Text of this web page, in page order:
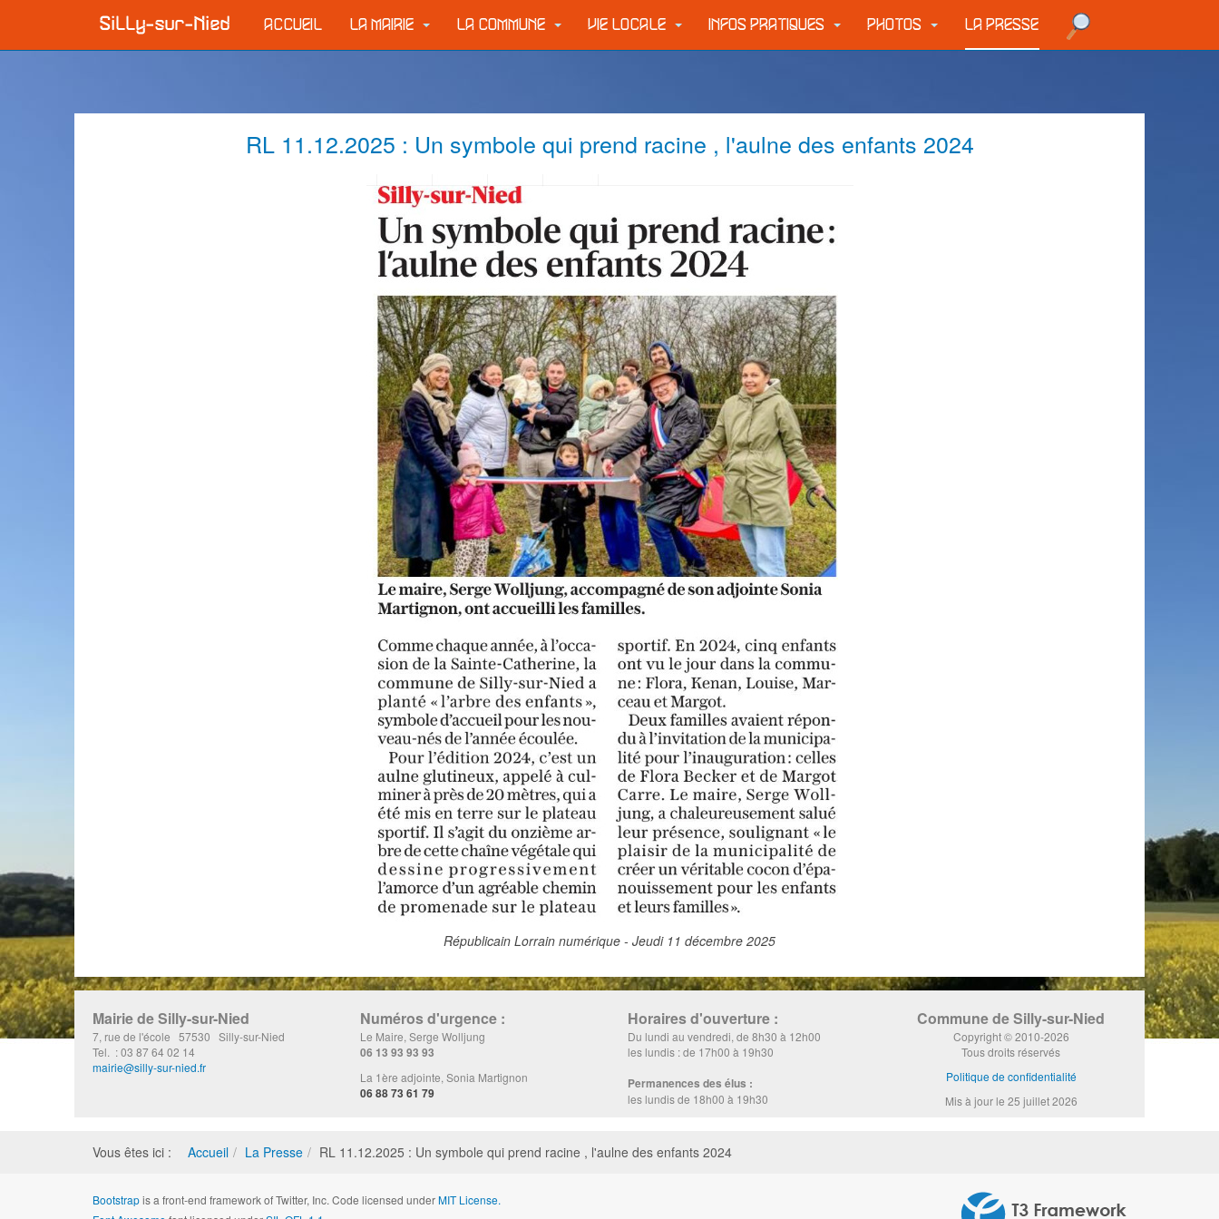
ACCUEIL LA MAIRIE LA COMMUNE VIE LOCALE INFOS PRATIQUES PHOTOS LA PRESSE
RL 11.12.2025 : Un symbole qui prend racine , l'aulne des enfants 2024
Républicain Lorrain numérique - Jeudi 11 décembre 2025
Mairie de Silly-sur-Nied
7, rue de l'école 57530 Silly-sur-Nied
Tel. : 03 87 64 02 14
mairie@silly-sur-nied.fr
Numéros d'urgence :
Le Maire, Serge Wolljung
06 13 93 93 93
La 1ère adjointe, Sonia Martignon
06 88 73 61 79
Horaires d'ouverture :
Du lundi au vendredi, de 8h30 à 12h00
les lundis : de 17h00 à 19h30
Permanences des élus :
les lundis de 18h00 à 19h30
Commune de Silly-sur-Nied
Copyright © 2010-2026
Tous droits réservés
Politique de confidentialité
Mis à jour le 25 juillet 2026
Vous êtes ici : Accueil La Presse RL 11.12.2025 : Un symbole qui prend racine , l'aulne des enfants 2024
Bootstrapis a front-end framework of Twitter, Inc. Code licensed underMIT License.